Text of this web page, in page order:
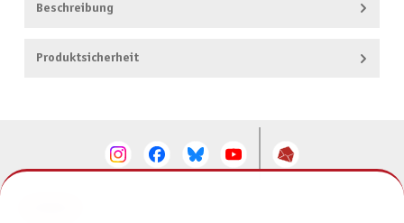
Beschreibung
Produktsicherheit